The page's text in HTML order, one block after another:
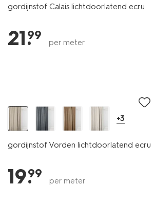
gordijnstof Calais lichtdoorlatend ecru
21.
99
per meter
+3
gordijnstof Vorden lichtdoorlatend ecru
19.
99
per meter